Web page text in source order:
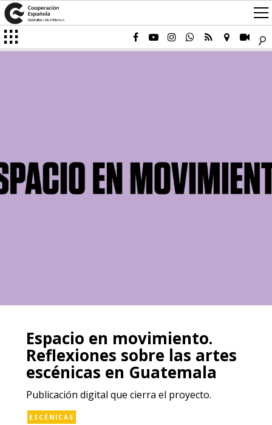
Espacio en movimiento.
Reflexiones sobre las artes
escénicas en Guatemala
Publicación digital que cierra el proyecto.
ESCÉNICAS